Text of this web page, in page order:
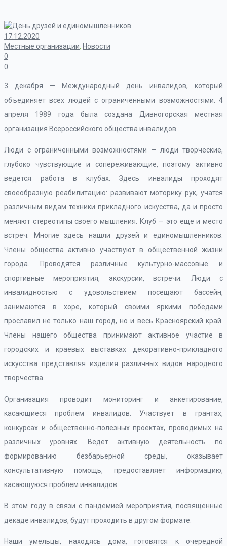
17.12.2020
Местные организации, Новости
0
0
3 декабря — Международный день инвалидов, который
объединяет всех людей с ограниченными возможностями. 4
апреля 1989 года была создана Дивногорская местная
организация Всероссийского общества инвалидов.
Люди с ограниченными возможностями — люди творческие,
глубоко чувствующие и сопереживающие, поэтому активно
ведется работа в клубах. Здесь инвалиды проходят
своеобразную реабилитацию: развивают моторику рук, учатся
различным видам техники прикладного искусства, да и просто
меняют стереотипы своего мышления. Клуб — это еще и место
встреч. Многие здесь нашли друзей и единомышленников.
Члены общества активно участвуют в общественной жизни
города. Проводятся различные культурно-массовые и
спортивные мероприятия, экскурсии, встречи. Люди с
инвалидностью с удовольствием посещают бассейн,
занимаются в хоре, который своими яркими победами
прославил не только наш город, но и весь Красноярский край.
Члены нашего общества принимают активное участие в
городских и краевых выставках декоративно-прикладного
искусства представляя изделия различных видов народного
творчества.
Организация проводит мониторинг и анкетирование,
касающиеся проблем инвалидов. Участвует в грантах,
конкурсах и общественно-полезных проектах, проводимых на
различных уровнях. Ведет активную деятельность по
формированию безбарьерной среды, оказывает
консультативную помощь, предоставляет информацию,
касающуюся проблем инвалидов.
В этом году в связи с пандемией мероприятия, посвященные
декаде инвалидов, будут проходить в другом формате.
Наши умельцы, находясь дома, готовятся к очередной